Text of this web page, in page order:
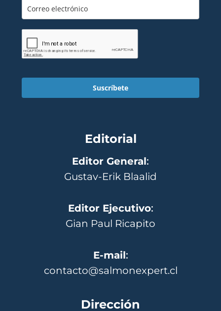
Suscríbete
Editorial
Editor General:
Gustav-Erik Blaalid
Editor Ejecutivo:
Gian Paul Ricapito
E-mail:
contacto@salmonexpert.cl
Dirección